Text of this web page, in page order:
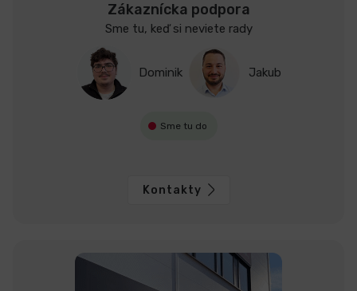
Zákaznícka podpora
Sme tu, keď si neviete rady
Dominik Jakub
Sme tu do
Kontakty